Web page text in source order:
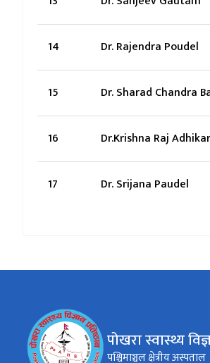
14 Dr. Rajendra Poudel
15 Dr. Sharad Chandra
16 Dr.Krishna Raj
17 Dr. Srijana Paudel
पोखरा स्वास्थ्य
पश्चिमाञ्चल क्षेत्रीय अस्पताल